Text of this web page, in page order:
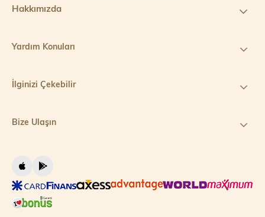
Hakkımızda
Yardım Konuları
İlginizi Çekebilir
Bize Ulaşın